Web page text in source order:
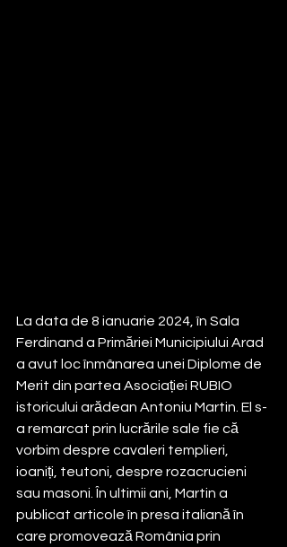
La data de 8 ianuarie 2024, în Sala
Ferdinand a Primăriei Municipiului Arad
a avut loc înmânarea unei Diplome de
Merit din partea Asociației RUBIO
istoricului arădean Antoniu Martin. El s-
a remarcat prin lucrările sale fie că
vorbim despre cavaleri templieri,
ioaniți, teutoni, despre rozacrucieni
sau masoni. În ultimii ani, Martin a
publicat articole în presa italiană în
care promovează România prin